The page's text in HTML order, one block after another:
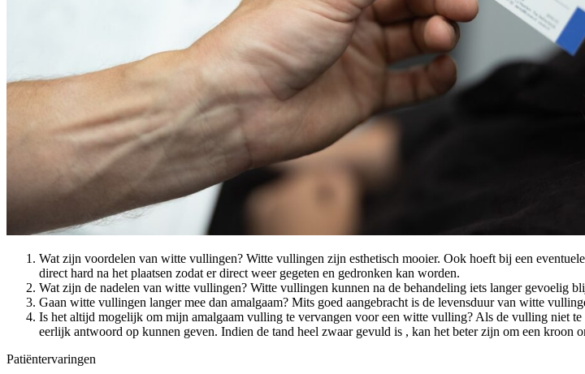
Wat zijn voordelen van witte vullingen? Witte vullingen zijn esthetisch mooier. Ook hoeft bij een
direct hard na het plaatsen zodat er direct weer gegeten en gedronken kan worden.
Wat zijn de nadelen van witte vullingen? Witte vullingen kunnen na de behandeling iets langer gevoelig
Gaan witte vullingen langer mee dan amalgaam? Mits goed aangebracht is de levensduur van witte
Is het altijd mogelijk om mijn amalgaam vulling te vervangen voor een witte vulling? Als de vulling niet
eerlijk antwoord op kunnen geven. Indien de tand heel zwaar gevuld is , kan het beter zijn om een kroon
Patiëntervaringen